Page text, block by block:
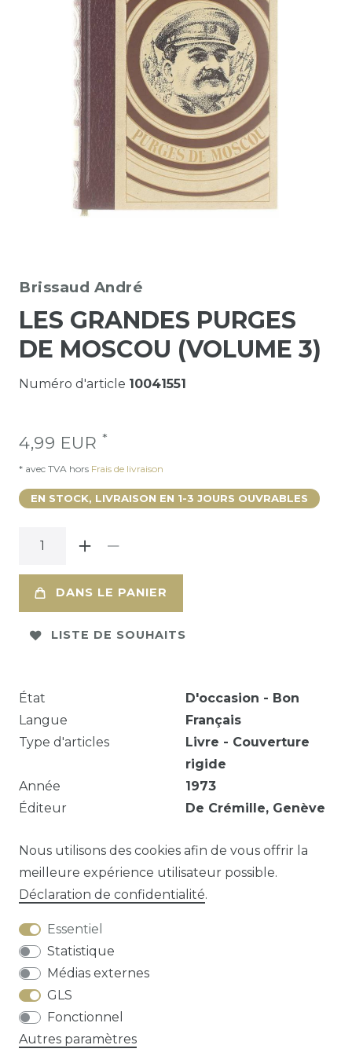
Brissaud André
LES GRANDES PURGES
DE MOSCOU (VOLUME 3)
Numéro d'article 10041551
4,99 EUR *
* avec TVA hors Frais de livraison
EN STOCK, LIVRAISON EN 1-3 JOURS OUVRABLES
DANS LE PANIER
LISTE DE SOUHAITS
État
D'occasion - Bon
Langue
Français
Type d'articles
Livre - Couverture
rigide
Année
1973
Éditeur
De Crémille, Genève
pp. 250
Question sur cet article?
Droit de rétractation
confidentialité
Nous utilisons des cookies afin de vous offrir la
meilleure expérience utilisateur possible.
Déclaration de confidentialité.
Essentiel
Statistique
Médias externes
GLS
Fonctionnel
Autres paramètres